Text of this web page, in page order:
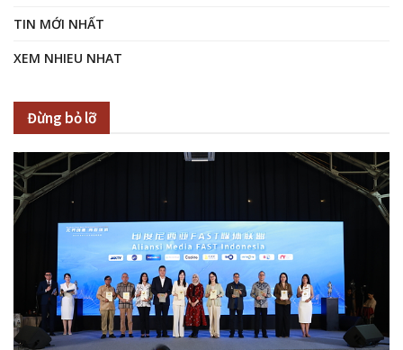
TIN MỚI NHẤT
XEM NHIEU NHAT
Đừng bỏ lỡ